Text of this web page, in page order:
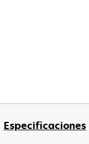
Especificaciones